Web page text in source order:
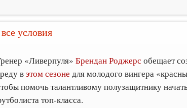
условия
«Ливерпуля»Брендан Роджерс обещает
вэтом сезоне для молодого вингера
помочь талантливому полузащитнику
топ-класса.